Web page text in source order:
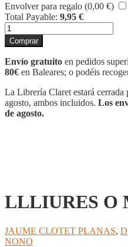
Envolver para regalo (0,00 €)
Total Payable: 9,95 €
LLLIURES
O
MORTS
cantidad
Comprar
Envío gratuito en pedidos
80€ en Baleares; o podéis
La Librería Claret estará cerrada
agosto, ambos incluidos. Los
de agosto.
LLLIURES O
JAUME CLOTET PLANAS,
NONO